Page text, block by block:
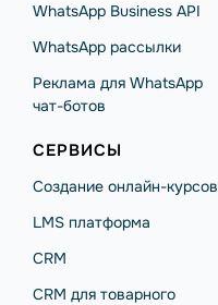
WhatsApp Business API
WhatsApp рассылки
Реклама для WhatsApp
чат-ботов
СЕРВИСЫ
Создание онлайн-курсов
LMS платформа
CRM
CRM для товарного